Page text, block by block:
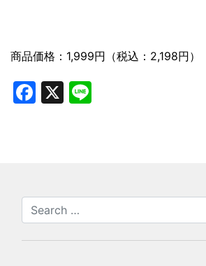
商品価格：1,999円（税込：2,198円）
Facebook
X